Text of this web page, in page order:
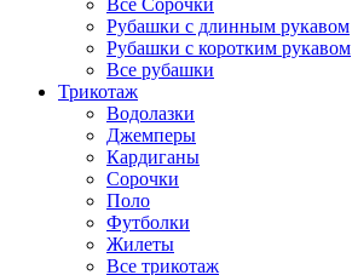
Рубашки с длинным рукавом
Рубашки с коротким рукавом
Все рубашки
Трикотаж
Водолазки
Джемперы
Кардиганы
Сорочки
Поло
Футболки
Жилеты
Все трикотаж